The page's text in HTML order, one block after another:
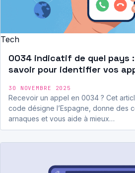
Tech
0034 indicatif de quel pays
savoir pour identifier vos
30 NOVEMBRE 2025
Recevoir un appel en 0034 ? Cet
code désigne l’Espagne, donne des
arnaques et vous aide à mieux…